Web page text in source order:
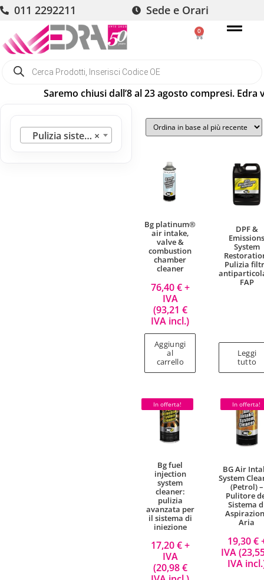
011 2292211 Sede e Orari
0
Saremo chiusi dall’8 al 23 agosto compresi.
×
Pulizia sistemi
Bg platinum®
air intake,
valve &
combustion
chamber
cleaner
76,40€+
IVA
(93,21 €
IVA incl.)
Aggiungi
al
carrello
DPF &
System
Pulizia
FAP
Leggi
tutto
In offerta!
Bg fuel
injection
system
cleaner:
pulizia
avanzata per
il sistema di
iniezione
17,20€+
IVA
(20,98€
In offerta!
BG Air
System
(Petrol) –
Pulitore
Sistema
Aria
19,30€
IVA (
IVA